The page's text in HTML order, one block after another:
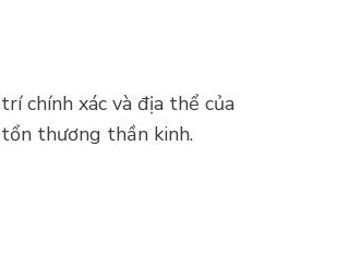
chính xác và địa thể của
thương thần kinh.